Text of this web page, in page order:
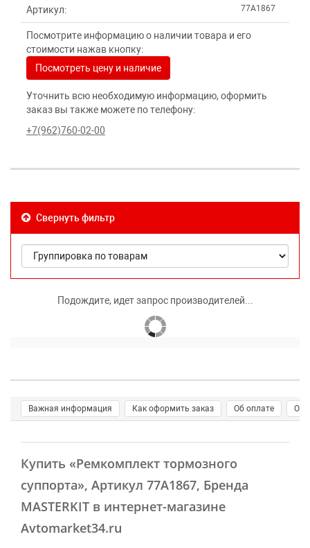
Артикул: 77A1867
Посмотрите информацию о наличии товара и его
стоимости нажав кнопку:
Посмотреть цену и наличие
Уточнить всю необходимую информацию, оформить
заказ вы также можете по телефону:
+7(962)760-02-00
Свернуть фильтр
Подождите, идет запрос производителей...
Важная информация Как оформить заказ Об оплате О
Купить «Ремкомплект тормозного
суппорта», Артикул 77A1867, Бренда
MASTERKIT в интернет-магазине
Avtomarket34.ru